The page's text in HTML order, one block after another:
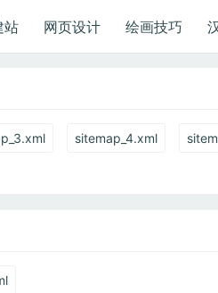
站 网页设计 绘画技巧
sitemap_4.xml